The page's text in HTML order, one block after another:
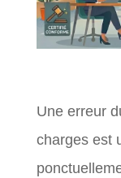
Une erreur
charges est